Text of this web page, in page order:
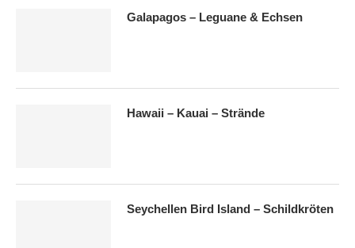
Galapagos – Leguane & Echsen
Hawaii – Kauai – Strände
Seychellen Bird Island – Schildkröten